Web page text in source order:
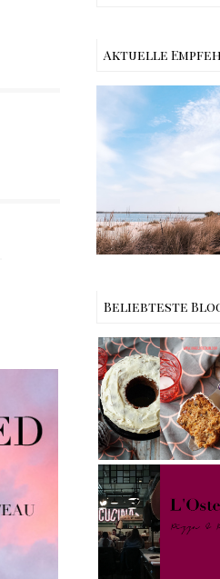
Aktuelle
Reisen -
Beliebteste
Rezept |
Weltbester
Carrot Cake
mit Cream
Cheese
Frosting nach
Cynthia
Barcomi –
einfach &
saftig
My Berlin -
L'Osteria | The
Nina Edition